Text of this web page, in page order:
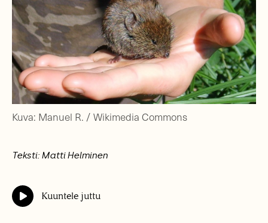
Kuva: Manuel R. / Wikimedia Commons
Teksti: Matti Helminen
Kuuntele juttu